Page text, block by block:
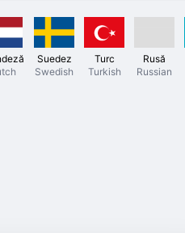
Suedez
Swedish
Turc
Turkish
Rusă
Russian